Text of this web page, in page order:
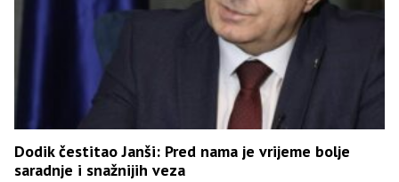
Dodik čestitao Janši: Pred nama je vrijeme bolje
saradnje i snažnijih veza